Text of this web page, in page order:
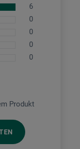
6
0
0
0
0
Produkt